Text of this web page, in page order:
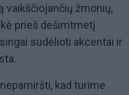
vaikščiojančių žmonių,
prieš dešimtmetį
sudėlioti akcentai ir
kad turime